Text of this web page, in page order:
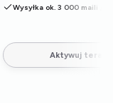
Wysyłka ok. 3 000 maili /
Aktywuj teraz